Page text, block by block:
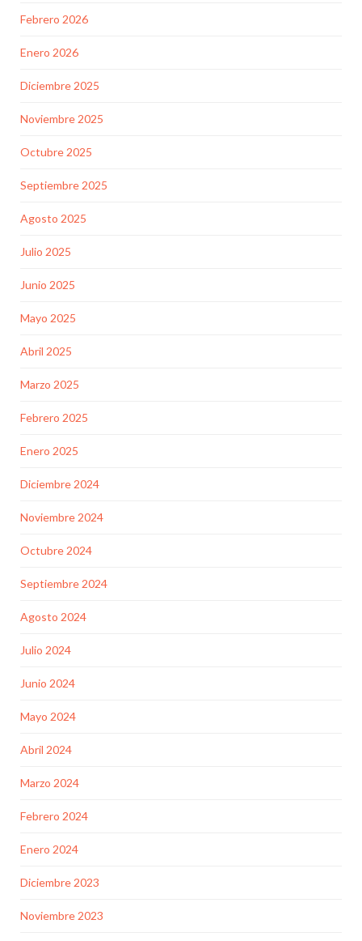
Febrero 2026
Enero 2026
Diciembre 2025
Noviembre 2025
Octubre 2025
Septiembre 2025
Agosto 2025
Julio 2025
Junio 2025
Mayo 2025
Abril 2025
Marzo 2025
Febrero 2025
Enero 2025
Diciembre 2024
Noviembre 2024
Octubre 2024
Septiembre 2024
Agosto 2024
Julio 2024
Junio 2024
Mayo 2024
Abril 2024
Marzo 2024
Febrero 2024
Enero 2024
Diciembre 2023
Noviembre 2023